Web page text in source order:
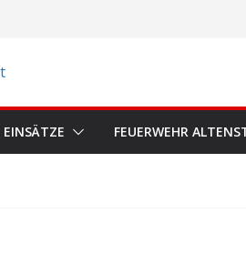
EINSÄTZE FEUERWEHR